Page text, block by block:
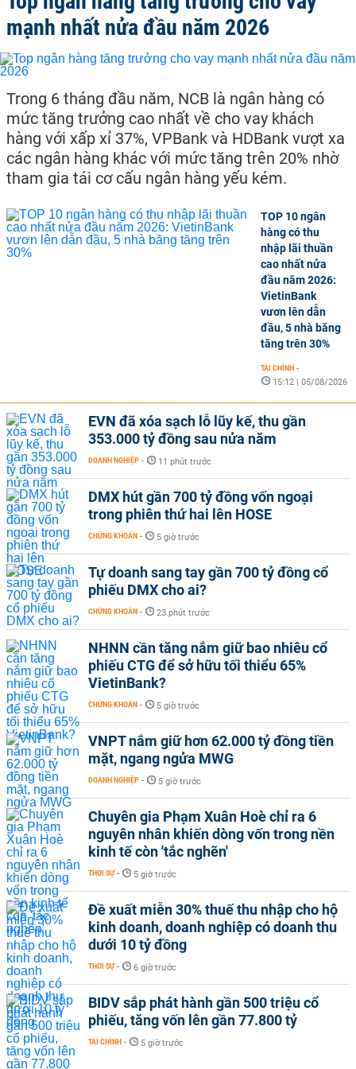
và khó khăn hơn nữa khi chưa được chú trọng quảng bá nên diện
tích là cây này vẫn đang có xu hướng giảm mạnh trong nhiều
Thị trường cacao Việt Nam 2020, thường xuyên cập nhật tin
hôm nay. Nhận định chuyên gia dự báo giá ca cao trên sàn giao
dịch quốc tế Newyork (Mỹ), London (Anh) và các quốc gia Bờ
Biển Ngà và Ghana.
Tình hình bảng giá ca cao khô hôm nay tại Tây Nguyên
Theo báo cao từ cục hải quan, sản lượng ca cao việt nam 2020
đang ở mức thấp, nhiều thương lái đangn thu mua giá hạt ca cao
với giá khá thấp trong khi nhu cầu đang ngày càng tăng nhanh.
hóanông sản được cập nhật mỗi ngày.
mạnh nhất nửa đầu năm 2026
Trong 6 tháng đầu năm, NCB là ngân hàng có
mức tăng trưởng cao nhất về cho vay khách
hàng với xấp xỉ 37%, VPBank và HDBank vượt xa
các ngân hàng khác với mức tăng trên 20% nhờ
tham gia tái cơ cấu ngân hàng yếu kém.
TOP 10 ngân
hàng có thu
nhập lãi thuần
cao nhất nửa
đầu năm 2026:
VietinBank
vươn lên dẫn
đầu, 5 nhà băng
tăng trên 30%
TÀI CHÍNH -
15:12 | 05/08/2026
EVN đã xóa sạch lỗ lũy kế, thu gần
353.000 tỷ đồng sau nửa năm
DOANH NGHIỆP - 11 phút trước
DMX hút gần 700 tỷ đồng vốn ngoại
trong phiên thứ hai lên HOSE
CHỨNG KHOÁN - 5 giờ trước
Tự doanh sang tay gần 700 tỷ đồng cổ
phiếu DMX cho ai?
CHỨNG KHOÁN - 23 phút trước
NHNN cần tăng nắm giữ bao nhiêu cổ
phiếu CTG để sở hữu tối thiểu 65%
VietinBank?
CHỨNG KHOÁN - 5 giờ trước
VNPT nắm giữ hơn 62.000 tỷ đồng tiền
mặt, ngang ngửa MWG
DOANH NGHIỆP - 5 giờ trước
Chuyên gia Phạm Xuân Hoè chỉ ra 6
nguyên nhân khiến dòng vốn trong nền
kinh tế còn 'tắc nghẽn'
THỜI SỰ - 5 giờ trước
Đề xuất miễn 30% thuế thu nhập cho hộ
kinh doanh, doanh nghiệp có doanh thu
dưới 10 tỷ đồng
THỜI SỰ - 6 giờ trước
BIDV sắp phát hành gần 500 triệu cổ
phiếu, tăng vốn lên gần 77.800 tỷ
TÀI CHÍNH - 5 giờ trước